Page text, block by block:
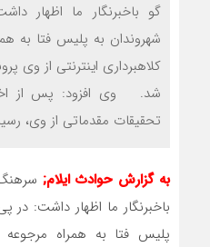
گو باخبرنگار ما اظهار
شهروندان به پلیس فتا به
کلاهبرداری اینترنتی از وی
شد. وی افزود: پس از
تحقیقات مقدماتی از وی،
به گزارش حوادث ایلام;سرهنگ
باخبرنگار ما اظهار داشت: در
پلیس فتا به همراه مرجوعه